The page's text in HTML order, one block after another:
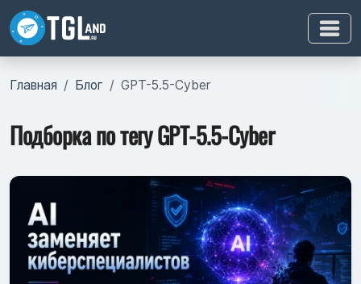
Главная Блог GPT-5.5-Cyber
Подборка по тегу GPT-5.5-Cyber